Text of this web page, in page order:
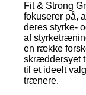
Fit & Strong
fokuserer på,
deres styrke-
af
en række
skræddersyet
til et ideelt
trænere.